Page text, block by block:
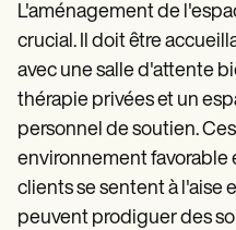
L'aménagement de
crucial. Il doit être
avec une salle d'attente
thérapie privées et un
personnel de soutien.
environnement favorable
clients se sentent à l'aise
peuvent prodiguer des